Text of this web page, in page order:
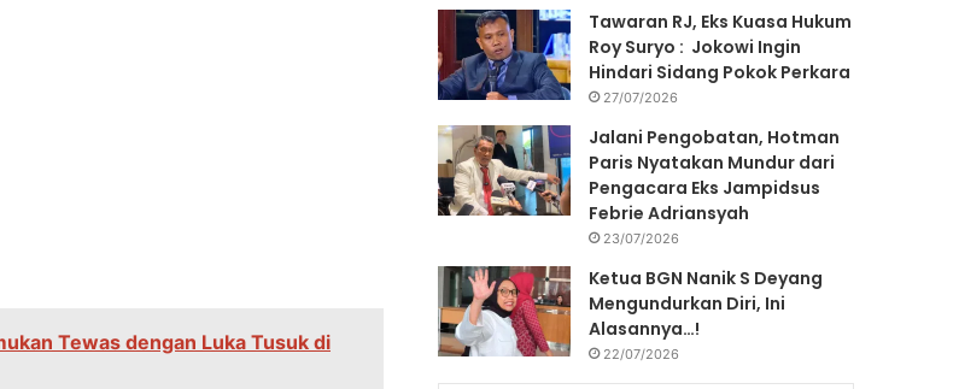
Tewas dengan Luka Tusuk di
Tawaran RJ, Eks Kuasa Hukum
Roy Suryo : Jokowi Ingin
Hindari Sidang Pokok Perkara
27/07/2026
Jalani Pengobatan, Hotman
Paris Nyatakan Mundur dari
Pengacara Eks Jampidsus
Febrie Adriansyah
23/07/2026
Ketua BGN Nanik S Deyang
Mengundurkan Diri, Ini
Alasannya…!
22/07/2026